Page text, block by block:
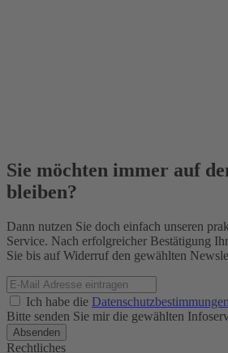
Sie möchten immer auf
bleiben?
Dann nutzen Sie doch einfach unseren
Service. Nach erfolgreicher Bestätigung
Sie bis auf Widerruf den gewählten
Ich habe die Datenschutzbestimmungen
Bitte senden Sie mir die gewählten
Rechtliches